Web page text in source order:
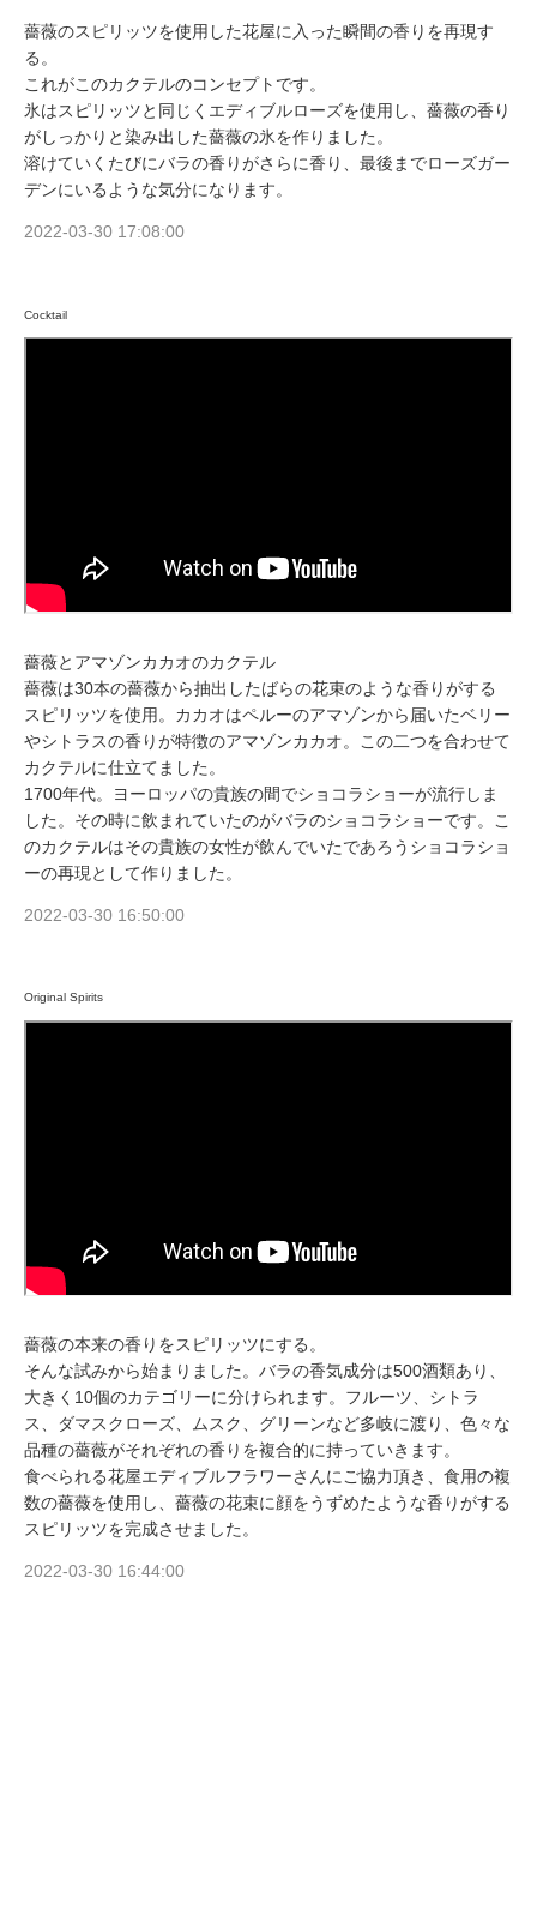
2022-03-30 17:08:00
薔薇のスピリッツを使用した花屋に入った瞬間の香りを再現す
る。
これがこのカクテルのコンセプトです。
氷はスピリッツと同じくエディブルローズを使用し、薔薇の香り
がしっかりと染み出した薔薇の氷を作りました。
溶けていくたびにバラの香りがさらに香り、最後までローズガー
デンにいるような気分になります。
2022-03-30 16:50:00
Cocktail
薔薇とアマゾンカカオのカクテル
薔薇は30本の薔薇から抽出したばらの花束のような香りがする
スピリッツを使用。カカオはペルーのアマゾンから届いたベリー
やシトラスの香りが特徴のアマゾンカカオ。この二つを合わせて
カクテルに仕立てました。
1700年代。ヨーロッパの貴族の間でショコラショーが流行しま
した。その時に飲まれていたのがバラのショコラショーです。こ
のカクテルはその貴族の女性が飲んでいたであろうショコラショ
ーの再現として作りました。
2022-03-30 16:44:00
Original Spirits
薔薇の本来の香りをスピリッツにする。
そんな試みから始まりました。バラの香気成分は500酒類あり、
大きく10個のカテゴリーに分けられます。フルーツ、シトラ
ス、ダマスクローズ、ムスク、グリーンなど多岐に渡り、色々な
品種の薔薇がそれぞれの香りを複合的に持っていきます。
食べられる花屋エディブルフラワーさんにご協力頂き、食用の複
数の薔薇を使用し、薔薇の花束に顔をうずめたような香りがする
スピリッツを完成させました。